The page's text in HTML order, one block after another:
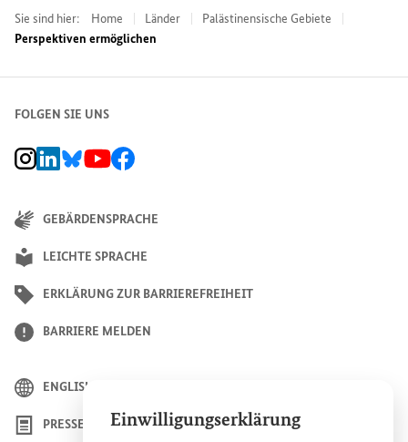
Einwilligungserklärung
Sie sind hier: Home Länder
Palästinensische Gebiete
Perspektiven ermöglichen
FOLGEN SIE UNS
BMZ Instagram-Kanal, Externer Link
BMZ LinkedIn Unternehmensseite, Externer Link
BMZ Bluesky-Seite, Externer Link
BMZ Youtube-Kanal, Externer Link
BMZ Facebook-Seite, Externer Link
GEBÄRDENSPRACHE
LEICHTE SPRACHE
ERKLÄRUNG ZUR BARRIEREFREIHEIT
BARRIERE MELDEN
ENGLISH
PRESSE